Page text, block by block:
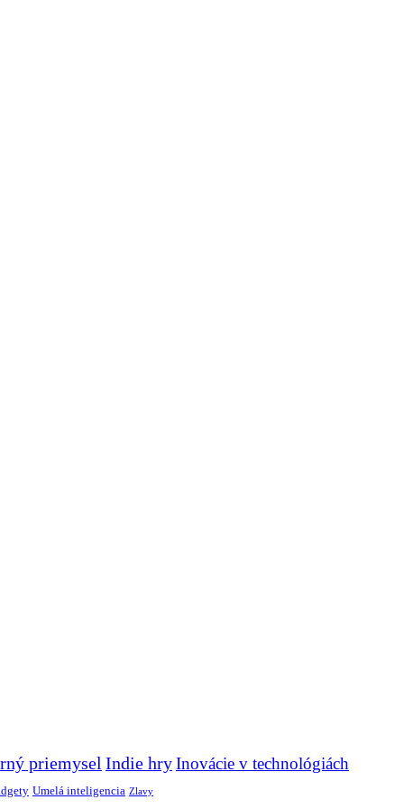
priemysel Indie hryInovácie v technológiách
Umelá inteligencia Zlavy